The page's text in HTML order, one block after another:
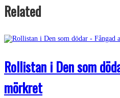
Related
Rollistan i Den som
mörkret